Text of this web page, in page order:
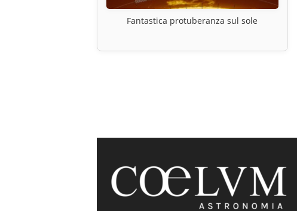
Fantastica protuberanza sul sole